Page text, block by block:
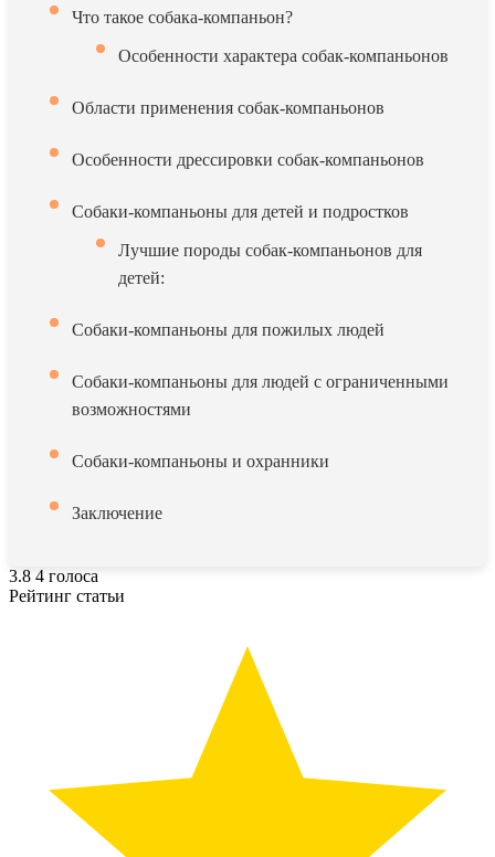
Что такое собака-компаньон?
Особенности характера собак-компаньонов
Области применения собак-компаньонов
Особенности дрессировки собак-компаньонов
Собаки-компаньоны для детей и подростков
Лучшие породы собак-компаньонов для
детей:
Собаки-компаньоны для пожилых людей
Собаки-компаньоны для людей с ограниченными
возможностями
Собаки-компаньоны и охранники
Заключение
3.8 4 голоса
Рейтинг статьи